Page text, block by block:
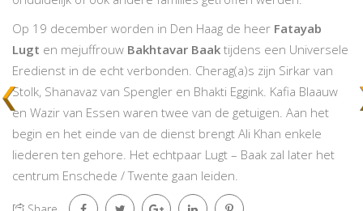
Op 19 december worden in Den Haag de heer Fatayab
Lugt en mejuffrouw Bakhtavar Baak tijdens een Universele
Eredienst in de echt verbonden. Cherag(a)s zijn Sirkar van
Stolk, Shanavaz van Spengler en Bhakti Eggink. Kafia Blaauw
en Wazir van Essen waren twee van de getuigen. Aan het
begin en het einde van de dienst brengt Ali Khan enkele
liederen ten gehore. Het echtpaar Lugt – Baak zal later het
centrum Enschede / Twente gaan leiden.